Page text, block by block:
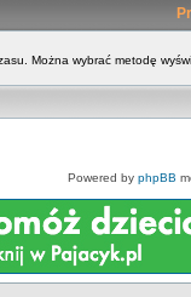
Można wybrać metodę
Powered by phpBB